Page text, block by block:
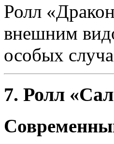
Ролл
внешним
особых
7. Ролл